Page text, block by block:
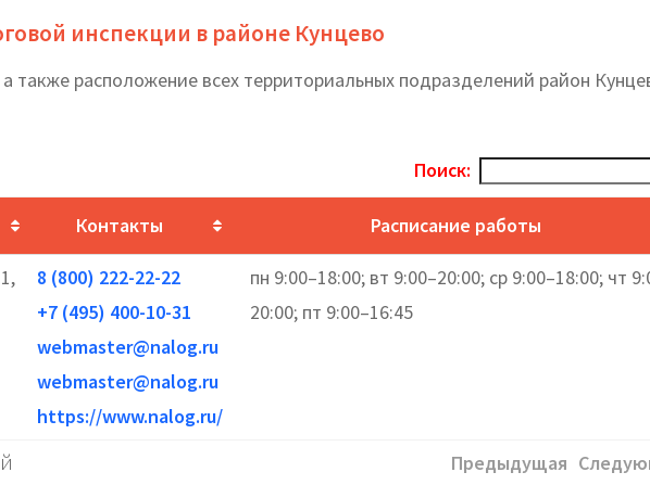
инспекции в районе Кунцево
также расположение всех территориальных подразделений район
Поиск:
Контакты Расписание работы
8 (800) 222-22-22
+7 (495) 400-10-31
webmaster@nalog.ru
webmaster@nalog.ru
https://www.nalog.ru/
пн 9:00–18:00; вт 9:00–20:00; ср 9:00–18:00; чт
20:00; пт 9:00–16:45
Предыдущая